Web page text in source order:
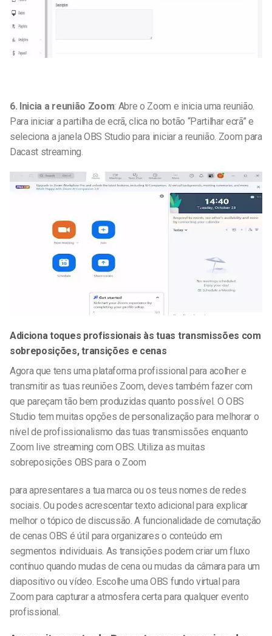
6. Inicia a reunião Zoom: Abre o Zoom e inicia uma reunião.
Para iniciar a partilha de ecrã, clica no botão “Partilhar ecrã” e
seleciona a janela OBS Studio para iniciar a reunião. Zoom para
Dacast streaming
Adiciona toques profissionais às tuas transmissões com
sobreposições, transições e cenas
Agora que tens uma plataforma profissional para acolher e
transmitir as tuas reuniões Zoom, deves também fazer com
que pareçam tão bem produzidas quanto possível. O OBS
Studio tem muitas opções de personalização para melhorar o
nível de profissionalismo das tuas transmissões enquanto
Zoom live streaming com OBS. Utiliza as muitas
sobreposições OBS para o Zoom
para apresentares a tua marca ou os teus nomes de redes
sociais. Ou podes acrescentar texto adicional para explicar
melhor o tópico de discussão. A funcionalidade de comutação
de cenas OBS é útil para organizares o conteúdo em
segmentos individuais. As transições podem criar um fluxo
contínuo quando mudas de cena ou mudas da câmara para um
diapositivo ou vídeo. Escolhe umaOBS fundo virtual para
Zoom para capturar a atmosfera certa para qualquer evento
profissional.